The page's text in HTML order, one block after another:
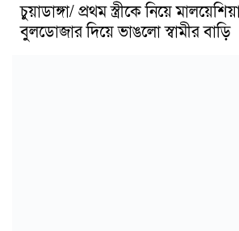
চুয়াডাঙ্গা/ প্রথম স্ত্রীকে নিয়ে
বুলডোজার দিয়ে ভাঙলো স্বামীর বাড়ি